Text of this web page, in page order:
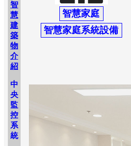
智
慧
建
築
物
介
紹
中
央
監
控
系
統